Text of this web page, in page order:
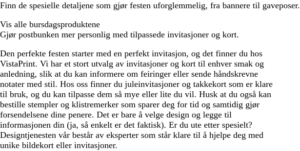
Finn de spesielle detaljene som gjør festen uforglemmelig, fra bannere til gaveposer.
Vis alle bursdagsproduktene
Gjør postbunken mer personlig med tilpassede invitasjoner og kort.
Den perfekte festen starter med en perfekt invitasjon, og det finner du hos
VistaPrint. Vi har et stort utvalg av invitasjoner og kort til enhver smak og
anledning, slik at du kan informere om feiringer eller sende håndskrevne
notater med stil. Hos oss finner du juleinvitasjoner og takkekort som er klare
til bruk, og du kan tilpasse dem så mye eller lite du vil. Husk at du også kan
bestille stempler og klistremerker som sparer deg for tid og samtidig gjør
forsendelsene dine penere. Det er bare å velge design og legge til
informasjonen din (ja, så enkelt er det faktisk). Er du ute etter spesielt?
Designtjenesten vår består av eksperter som står klare til å hjelpe deg med
unike bildekort eller invitasjoner.